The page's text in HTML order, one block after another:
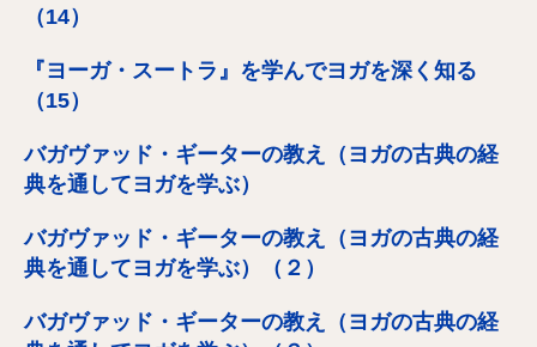
（14）
『ヨーガ・スートラ』を学んでヨガを深く知る
（15）
バガヴァッド・ギーターの教え（ヨガの古典の経
典を通してヨガを学ぶ）
バガヴァッド・ギーターの教え（ヨガの古典の経
典を通してヨガを学ぶ）（２）
バガヴァッド・ギーターの教え（ヨガの古典の経